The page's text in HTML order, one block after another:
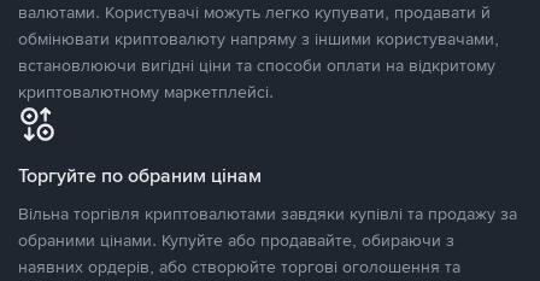
валютами. Користувачі можуть легко купувати, продавати й
обмінювати криптовалюту напряму з іншими користувачами,
встановлюючи вигідні ціни та способи оплати на відкритому
криптовалютному маркетплейсі.
Торгуйте по обраним цінам
Вільна торгівля криптовалютами завдяки купівлі та продажу за
обраними цінами. Купуйте або продавайте, обираючи з
наявних ордерів, або створюйте торгові оголошення та